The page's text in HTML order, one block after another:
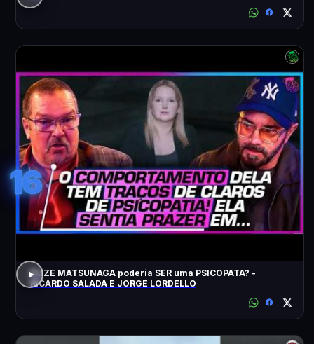
16
ELIZE MATSUNAGA poderia SER uma PSICOPATA? -
RICARDO SALADA E JORGE LORDELLO